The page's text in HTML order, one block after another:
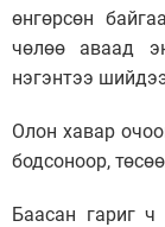
өнгөрсөн
чөлөө аваад
нэгэнтээ
Олон хавар
бодсоноор,
Баасан гариг ч